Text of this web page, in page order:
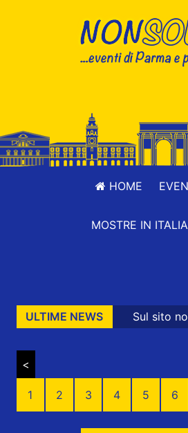
HOME
MOSTRE IN
ULTIME NEWS
Sul sito nonsoloeventiparma sono
<
1 2 3 4 5 6